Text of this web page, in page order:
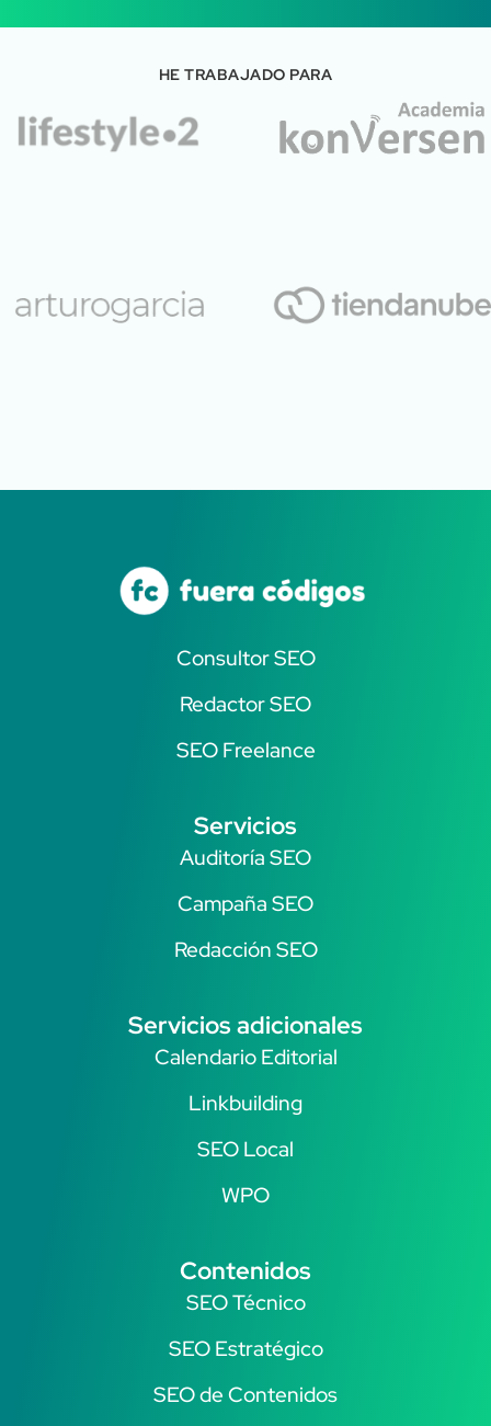
HE TRABAJADO PARA
Consultor SEO
Redactor SEO
SEO Freelance
Servicios
Auditoría SEO
Campaña SEO
Redacción SEO
Servicios adicionales
Calendario Editorial
Linkbuilding
SEO Local
WPO
Contenidos
SEO Técnico
SEO Estratégico
SEO de Contenidos